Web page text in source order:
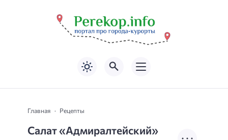
Главная Рецепты
Салат «Адмиралтейский»